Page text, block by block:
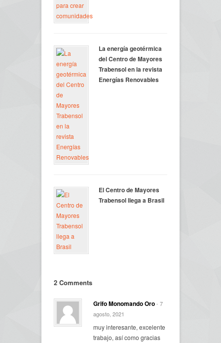
La energía geotérmica
del Centro de Mayores
Trabensol en la revista
Energías Renovables
El Centro de Mayores
Trabensol llega a Brasil
2 Comments
Grifo Monomando Oro- 7
agosto, 2021
muy interesante, excelente
trabajo, así como gracias